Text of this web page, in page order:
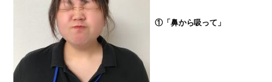
①「鼻から吸って」